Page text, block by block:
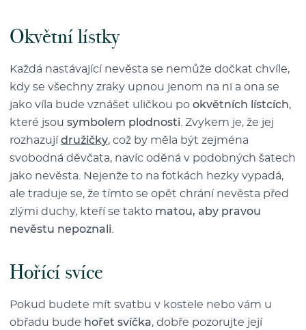
Okvětní lístky
Každá nastávající nevěsta se nemůže dočkat chvíle,
kdy se všechny zraky upnou jenom na ni a ona se
jako víla bude vznášet uličkou po okvětních lístcích,
které jsou symbolem plodnosti . Zvykem je, že jej
rozhazují družičky, což by měla být zejména
svobodná děvčata, navíc oděná v podobných šatech
jako nevěsta. Nejenže to na fotkách hezky vypadá,
ale traduje se, že tímto se opět chrání nevěsta před
zlými duchy, kteří se takto matou, aby pravou
nevěstu nepoznali
Hořící svíce
Pokud budete mít svatbu v kostele nebo vám u
obřadu bude hořet svíčka, dobře pozorujte její